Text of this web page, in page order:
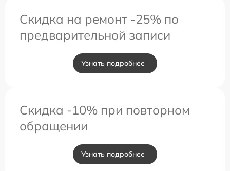
Скидка на ремонт -25% по
предварительной записи
Узнать подробнее
Скидка -10% при повторном
обращении
Узнать подробнее